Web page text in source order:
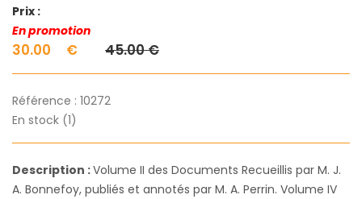
Prix :
En promotion
30.00 € 45.00 €
Référence : 10272
En stock (1)
Description :Volume II des Documents Recueillis par M. J.
A. Bonnefoy, publiés et annotés par M. A. Perrin. Volume IV